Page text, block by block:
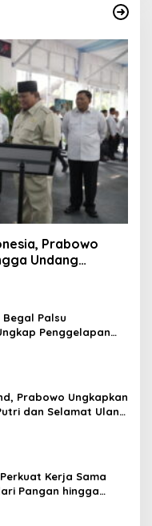
Prabowo
Undang
Palsu
Penggelapan
Crypto
Prabowo Ungkapkan
dan Selamat Ulang
Kerja Sama
Pangan hingga